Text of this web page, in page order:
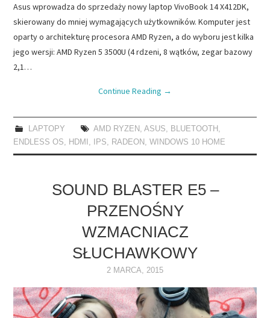
Asus wprowadza do sprzedaży nowy laptop VivoBook 14 X412DK,
skierowany do mniej wymagających użytkowników. Komputer jest
oparty o architekturę procesora AMD Ryzen, a do wyboru jest kilka
jego wersji: AMD Ryzen 5 3500U (4 rdzeni, 8 wątków, zegar bazowy
2,1…
Continue Reading →
LAPTOPY AMD RYZEN , ASUS, BLUETOOTH ,
ENDLESS OS, HDMI , IPS, RADEON ,WINDOWS 10 HOME
SOUND BLASTER E5 –
PRZENOŚNY
WZMACNIACZ
SŁUCHAWKOWY
2 MARCA, 2015